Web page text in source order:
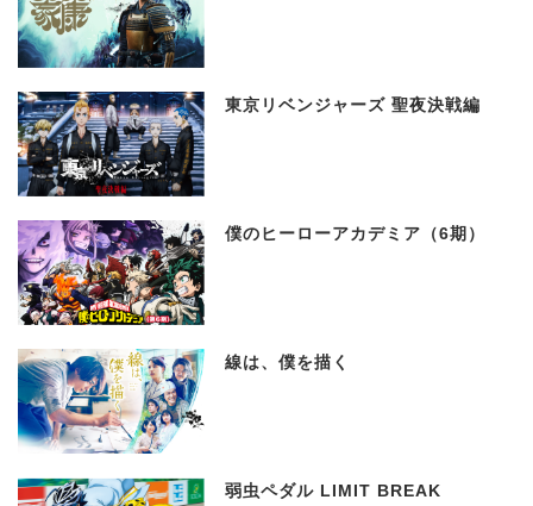
東京リベンジャーズ 聖夜決戦編
僕のヒーローアカデミア（6期）
線は、僕を描く
弱虫ペダル LIMIT BREAK